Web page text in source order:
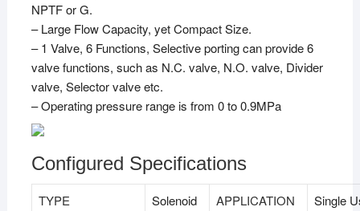
NPTF or G.
– Large Flow Capacity, yet Compact Size.
– 1 Valve, 6 Functions, Selective porting can provide 6
valve functions, such as N.C. valve, N.O. valve, Divider
valve, Selector valve etc.
– Operating pressure range is from 0 to 0.9MPa
Configured Specifications
TYPE
Solenoid
APPLICATION Single